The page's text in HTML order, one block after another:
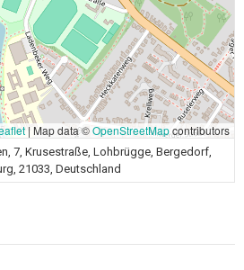
| Map data ©OpenStreetMapcontributors
7, Krusestraße, Lohbrügge, Bergedorf,
21033, Deutschland